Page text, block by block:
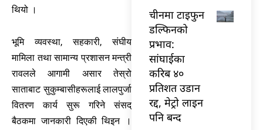
थियो ।
भूमि व्यवस्था, सहकारी, संघीय
मामिला तथा सामान्य प्रशासन मन्त्री
रावलले आगामी असार तेस्रो
साताबाट सुकुम्बासीहरूलाई लालपुर्जा
वितरण कार्य सुरू गरिने संसद्
बैठकमा जानकारी दिएकी थिइन ।
चीनमा टाइफुन
डल्फिनको
प्रभाव:
सांघाईका
करिब ४०
प्रतिशत उडान
रद्द, मेट्रो लाइन
पनि बन्द